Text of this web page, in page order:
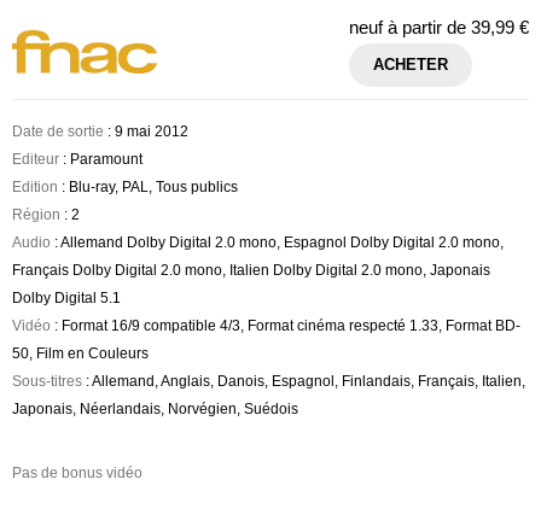
neuf à partir de 39,99 €
ACHETER
Date de sortie : 9 mai 2012
Editeur : Paramount
Edition : Blu-ray, PAL, Tous publics
Région : 2
Audio : Allemand Dolby Digital 2.0 mono, Espagnol Dolby Digital 2.0 mono,
Français Dolby Digital 2.0 mono, Italien Dolby Digital 2.0 mono, Japonais
Dolby Digital 5.1
Vidéo : Format 16/9 compatible 4/3, Format cinéma respecté 1.33, Format BD-
50, Film en Couleurs
Sous-titres : Allemand, Anglais, Danois, Espagnol, Finlandais, Français, Italien,
Japonais, Néerlandais, Norvégien, Suédois
Pas de bonus vidéo